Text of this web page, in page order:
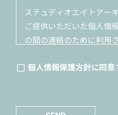
ステュディオエイトアー
ご提供いただいた個人情
の間の連絡のために利用
絡に必要な範囲でのみ利
しません。個人情報の改
個人情報保護方針に同意